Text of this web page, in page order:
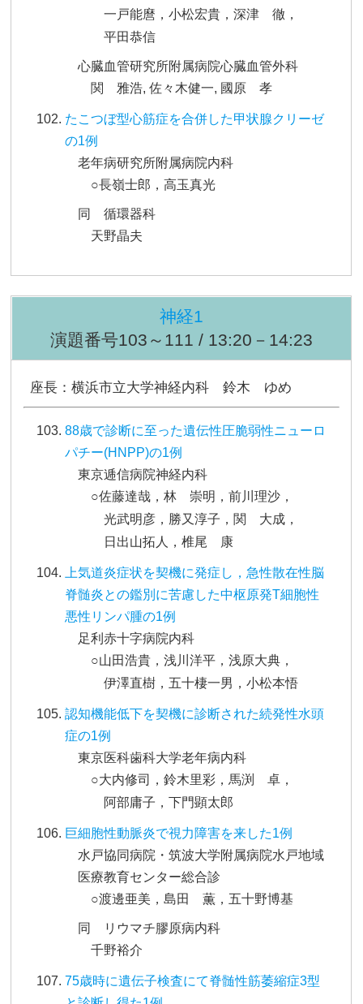
一戸能麿，小松宏貴，深津 徹，
平田恭信
心臓血管研究所附属病院心臓血管外科
関 雅浩, 佐々木健一, 國原 孝
たこつぼ型心筋症を合併した甲状腺クリーゼ
の1例
老年病研究所附属病院内科
○長嶺士郎，高玉真光
同 循環器科
天野晶夫
神経1
演題番号103～111 / 13:20－14:23
座長：横浜市立大学神経内科 鈴木 ゆめ
88歳で診断に至った遺伝性圧脆弱性ニューロ
パチー(HNPP)の1例
東京逓信病院神経内科
○佐藤達哉，林 崇明，前川理沙，
光武明彦，勝又淳子，関 大成，
日出山拓人，椎尾 康
上気道炎症状を契機に発症し，急性散在性脳
脊髄炎との鑑別に苦慮した中枢原発T細胞性
悪性リンパ腫の1例
足利赤十字病院内科
○山田浩貴，浅川洋平，浅原大典，
伊澤直樹，五十棲一男，小松本悟
認知機能低下を契機に診断された続発性水頭
症の1例
東京医科歯科大学老年病内科
○大内修司，鈴木里彩，馬渕 卓，
阿部庸子，下門顕太郎
巨細胞性動脈炎で視力障害を来した1例
水戸協同病院・筑波大学附属病院水戸地域
医療教育センター総合診
○渡邊亜美，島田 薫，五十野博基
同 リウマチ膠原病内科
千野裕介
75歳時に遺伝子検査にて脊髄性筋萎縮症3型